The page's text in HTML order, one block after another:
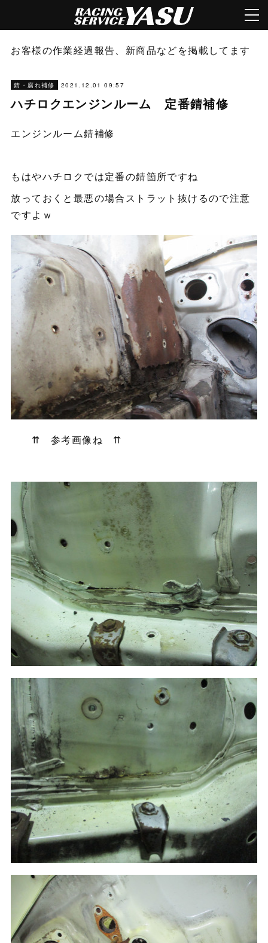
お客様の作業経過報告、新商品などを掲載してます
錆・腐れ補修 2021.12.01 09:57
ハチロクエンジンルーム 定番錆補修
エンジンルーム錆補修
もはやハチロクでは定番の錆箇所ですね
放っておくと最悪の場合ストラット抜けるので注意
ですよｗ
⇈ 参考画像ね ⇈